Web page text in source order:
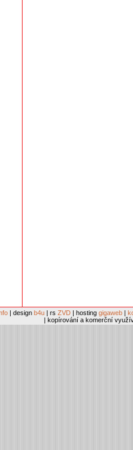
| design b4u | rs ZVD | hosting gigaweb |
| kopírování a komerční